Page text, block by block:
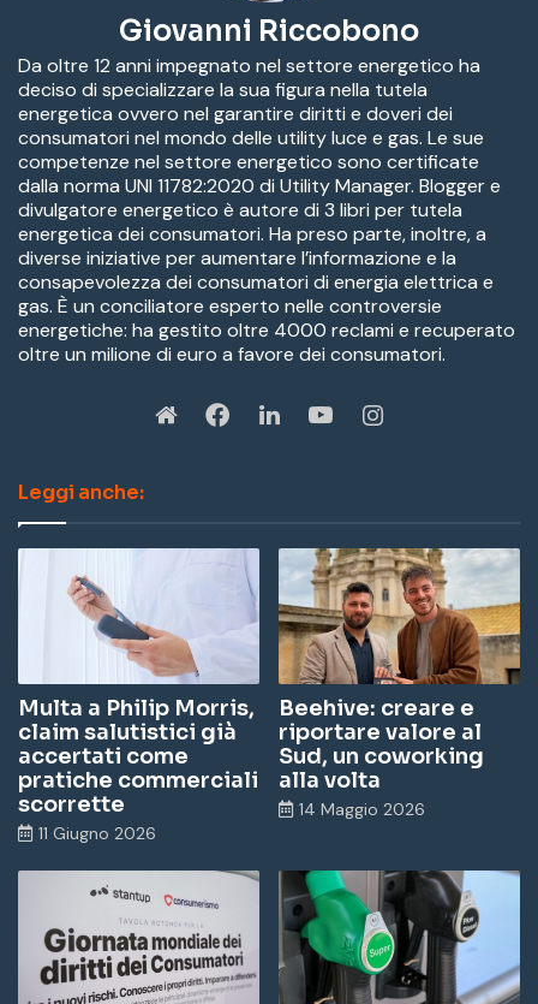
Giovanni Riccobono
Da oltre 12 anni impegnato nel settore energetico ha
deciso di specializzare la sua figura nella tutela
energetica ovvero nel garantire diritti e doveri dei
consumatori nel mondo delle utility luce e gas. Le sue
competenze nel settore energetico sono certificate
dalla norma UNI 11782:2020 di Utility Manager. Blogger e
divulgatore energetico è autore di 3 libri per tutela
energetica dei consumatori. Ha preso parte, inoltre, a
diverse iniziative per aumentare l’informazione e la
consapevolezza dei consumatori di energia elettrica e
gas. È un conciliatore esperto nelle controversie
energetiche: ha gestito oltre 4000 reclami e recuperato
oltre un milione di euro a favore dei consumatori.
W
e
ok
In
be
ra
m
Leggi anche:
Multa a Philip Morris,
claim salutistici già
accertati come
pratiche commerciali
scorrette
11 Giugno 2026
Beehive: creare e
riportare valore al
Sud, un coworking
alla volta
14 Maggio 2026